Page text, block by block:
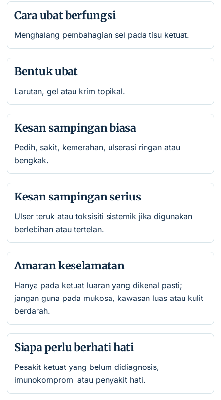
Cara ubat berfungsi
Menghalang pembahagian sel pada tisu ketuat.
Bentuk ubat
Larutan, gel atau krim topikal.
Kesan sampingan biasa
Pedih, sakit, kemerahan, ulserasi ringan atau
bengkak.
Kesan sampingan serius
Ulser teruk atau toksisiti sistemik jika digunakan
berlebihan atau tertelan.
Amaran keselamatan
Hanya pada ketuat luaran yang dikenal pasti;
jangan guna pada mukosa, kawasan luas atau kulit
berdarah.
Siapa perlu berhati hati
Pesakit ketuat yang belum didiagnosis,
imunokompromi atau penyakit hati.